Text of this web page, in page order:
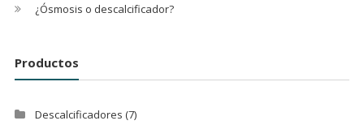
¿Ósmosis o descalcificador?
Productos
Descalcificadores (7)